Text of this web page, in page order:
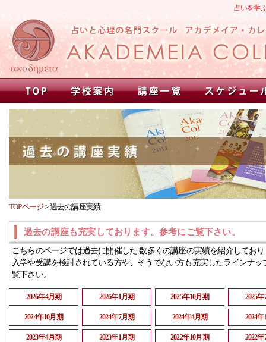
占いを学
TOPページ>過去の講座実績
過去の講座も充実しております。参考にご覧下さい。
こちらのページでは過去に開催した 数多くの講座の実績を紹介してお
入学や受講を検討されている方や、そうでない方も充実したラインナッ
覧下さい。
2026年4月期 2026年1月期 2025年10月期 2025
2024年10月期 2024年7月期 2024年4月期 2024
2023年4月期 2023年1月期 2022年10月期 2022